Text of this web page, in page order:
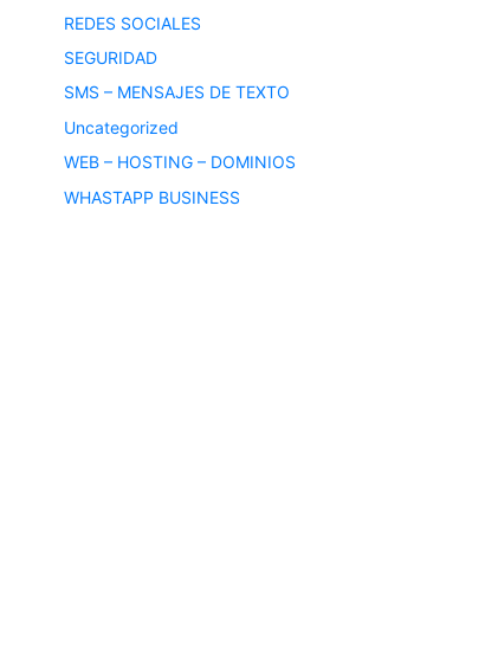
REDES SOCIALES
SEGURIDAD
SMS – MENSAJES DE TEXTO
Uncategorized
WEB – HOSTING – DOMINIOS
WHASTAPP BUSINESS